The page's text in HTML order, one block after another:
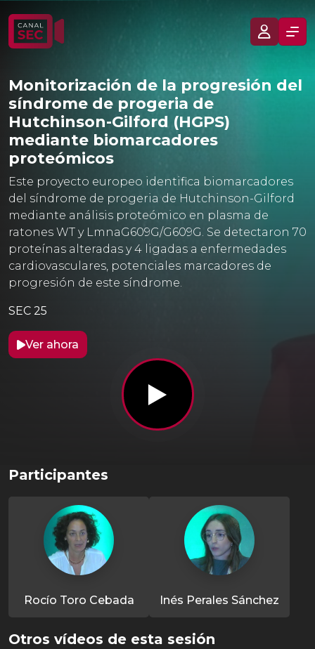
Monitorización de la progresión del
síndrome de progeria de
Hutchinson-Gilford (HGPS)
mediante biomarcadores
proteómicos
Este proyecto europeo identifica biomarcadores
del síndrome de progeria de Hutchinson-Gilford
mediante análisis proteómico en plasma de
ratones WT y LmnaG609G/G609G. Se detectaron 70
proteínas alteradas y 4 ligadas a enfermedades
cardiovasculares, potenciales marcadores de
progresión de este síndrome.
SEC 25
Ver ahora
Participantes
Rocío Toro Cebada Inés Perales Sánchez
Otros vídeos de esta sesión